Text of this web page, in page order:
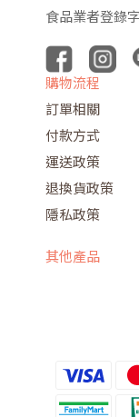
食品業者登錄
購物流程
訂單相關
付款方式
運送政策
退換貨政策
隱私政策
其他產品